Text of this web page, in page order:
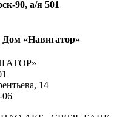
90, а/я 501
«Навигатор»
14
06